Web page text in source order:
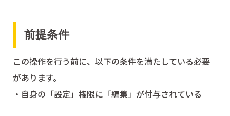
前提条件
この操作を行う前に、以下の条件を満たしている必要
があります。
・自身の「設定」権限に「編集」が付与されている